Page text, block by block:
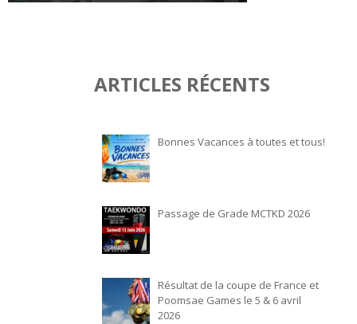
ARTICLES RÉCENTS
Bonnes Vacances à toutes et tous!
Passage de Grade MCTKD 2026
Résultat de la coupe de France et
Poomsae Games le 5 & 6 avril
2026